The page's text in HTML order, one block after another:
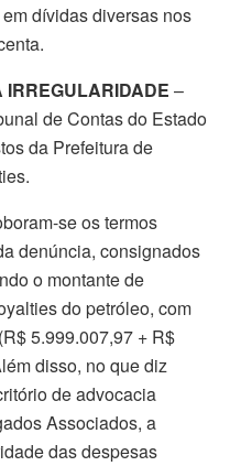
dívidas diversas nos
IRREGULARIDADE –
de Contas do Estado
da Prefeitura de
se os termos
denúncia, consignados
o montante de
do petróleo, com
5.999.007,97 + R$
disso, no que diz
de advocacia
Associados, a
das despesas